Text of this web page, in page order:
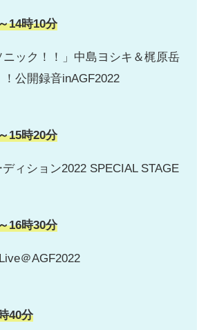
14時10分
ニック！！」中島ヨシキ＆梶原岳
公開録音inAGF2022
15時20分
ィション2022 SPECIAL STAGE
16時30分
＠AGF2022
40分